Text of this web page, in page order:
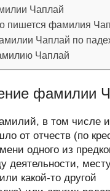
Чаплай
пишется фамилия
Чаплай по
Чаплай
фамилии
в том числе
от отчеств (по
одного из
деятельности,
какой-то другой